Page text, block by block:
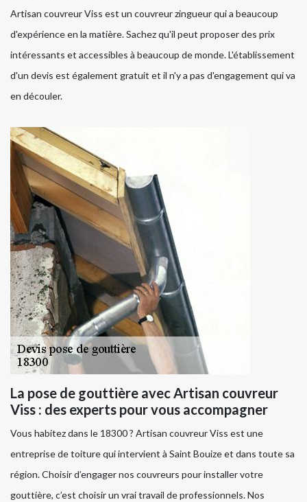
Artisan couvreur Viss est un couvreur zingueur qui a beaucoup
d'expérience en la matière. Sachez qu'il peut proposer des prix
intéressants et accessibles à beaucoup de monde. L'établissement
d'un devis est également gratuit et il n'y a pas d'engagement qui va
en découler.
La pose de gouttière avec Artisan couvreur
Viss : des experts pour vous accompagner
Vous habitez dans le 18300 ? Artisan couvreur Viss est une
entreprise de toiture qui intervient à Saint Bouize et dans toute sa
région. Choisir d’engager nos couvreurs pour installer votre
gouttière, c’est choisir un vrai travail de professionnels. Nos